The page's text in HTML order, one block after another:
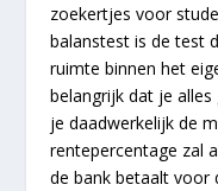
zoekertjes voor
balanstest is de test
ruimte binnen het
belangrijk dat je
je daadwerkelijk de
rentepercentage zal
de bank betaalt voor